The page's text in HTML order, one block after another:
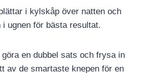
i kylskåp över natten och
i ugnen för bästa resultat.
en dubbel sats och frysa in
av de smartaste knepen för en